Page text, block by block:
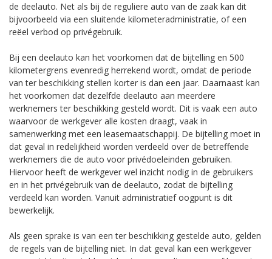
de deelauto. Net als bij de reguliere auto van de zaak kan dit
bijvoorbeeld via een sluitende kilometeradministratie, of een
reëel verbod op privégebruik.
Bij een deelauto kan het voorkomen dat de bijtelling en 500
kilometergrens evenredig herrekend wordt, omdat de periode
van ter beschikking stellen korter is dan een jaar. Daarnaast kan
het voorkomen dat dezelfde deelauto aan meerdere
werknemers ter beschikking gesteld wordt. Dit is vaak een auto
waarvoor de werkgever alle kosten draagt, vaak in
samenwerking met een leasemaatschappij. De bijtelling moet in
dat geval in redelijkheid worden verdeeld over de betreffende
werknemers die de auto voor privédoeleinden gebruiken.
Hiervoor heeft de werkgever wel inzicht nodig in de gebruikers
en in het privégebruik van de deelauto, zodat de bijtelling
verdeeld kan worden. Vanuit administratief oogpunt is dit
bewerkelijk.
Als geen sprake is van een ter beschikking gestelde auto, gelden
de regels van de bijtelling niet. In dat geval kan een werkgever